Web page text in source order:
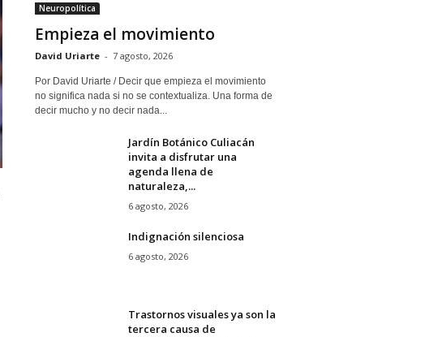
Neuropolítica
Empieza el movimiento
David Uriarte - 7 agosto, 2026
Por David Uriarte / Decir que empieza el movimiento
no significa nada si no se contextualiza. Una forma de
decir mucho y no decir nada...
Jardín Botánico Culiacán
invita a disfrutar una
agenda llena de
naturaleza,...
6 agosto, 2026
Indignación silenciosa
6 agosto, 2026
Trastornos visuales ya son la
tercera causa de